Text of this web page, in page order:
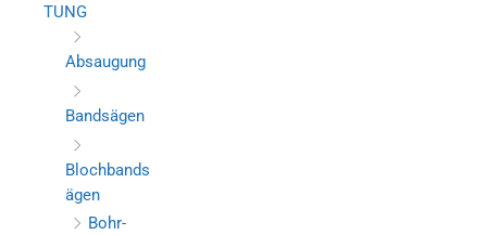
TUNG
Absaugung
Bandsägen
Blochbands
ägen
Bohr-